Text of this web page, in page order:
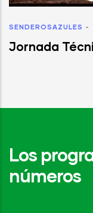
SENDEROSAZULES -
Jornada
Los
números